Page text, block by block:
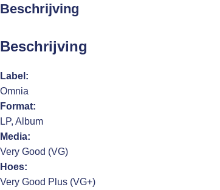
Beschrijving
Beschrijving
Label:
Omnia
Format:
LP, Album
Media:
Very Good (VG)
Hoes:
Very Good Plus (VG+)